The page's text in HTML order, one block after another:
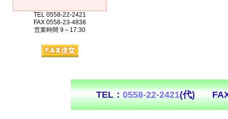
TEL 0558-22-2421
FAX 0558-23-4838
営業時間 9～17:30